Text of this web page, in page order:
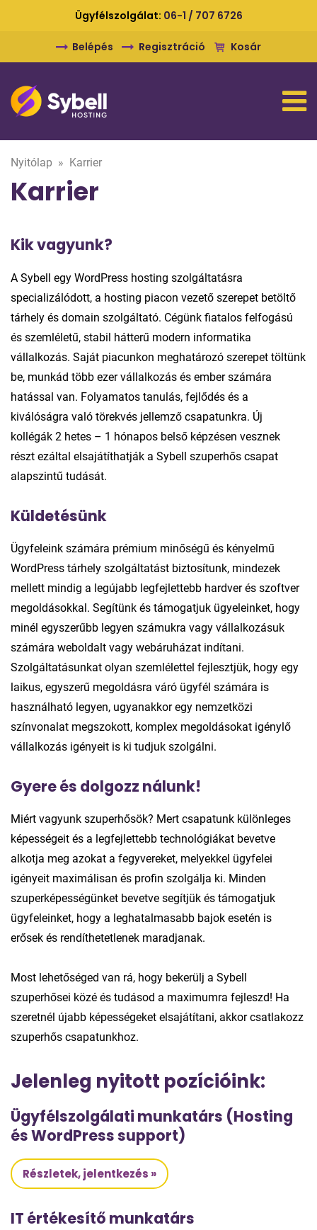
Ügyfélszolgálat: 06-1 / 707 6726
Belépés Regisztráció Kosár
Nyitólap » Karrier
Karrier
Kik vagyunk?
A Sybell egy WordPress hosting szolgáltatásra
specializálódott, a hosting piacon vezető szerepet betöltő
tárhely és domain szolgáltató. Cégünk fiatalos felfogású
és szemléletű, stabil hátterű modern informatika
vállalkozás. Saját piacunkon meghatározó szerepet töltünk
be, munkád több ezer vállalkozás és ember számára
hatással van. Folyamatos tanulás, fejlődés és a
kiválóságra való törekvés jellemző csapatunkra. Új
kollégák 2 hetes – 1 hónapos belső képzésen vesznek
részt ezáltal elsajátíthatják a Sybell szuperhős csapat
alapszintű tudását.
Küldetésünk
Ügyfeleink számára prémium minőségű és kényelmű
WordPress tárhely szolgáltatást biztosítunk, mindezek
mellett mindig a legújabb legfejlettebb hardver és szoftver
megoldásokkal. Segítünk és támogatjuk ügyeleinket, hogy
minél egyszerűbb legyen számukra vagy vállalkozásuk
számára weboldalt vagy webáruházat indítani.
Szolgáltatásunkat olyan szemlélettel fejlesztjük, hogy egy
laikus, egyszerű megoldásra váró ügyfél számára is
használható legyen, ugyanakkor egy nemzetközi
színvonalat megszokott, komplex megoldásokat igénylő
vállalkozás igényeit is ki tudjuk szolgálni.
Gyere és dolgozz nálunk!
Miért vagyunk szuperhősök? Mert csapatunk különleges
képességeit és a legfejlettebb technológiákat bevetve
alkotja meg azokat a fegyvereket, melyekkel ügyfelei
igényeit maximálisan és profin szolgálja ki. Minden
szuperképességünket bevetve segítjük és támogatjuk
ügyfeleinket, hogy a leghatalmasabb bajok esetén is
erősek és rendíthetetlenek maradjanak.
Most lehetőséged van rá, hogy bekerülj a Sybell
szuperhősei közé és tudásod a maximumra fejleszd! Ha
szeretnél újabb képességeket elsajátítani, akkor csatlakozz
szuperhős csapatunkhoz.
Jelenleg nyitott pozícióink:
Ügyfélszolgálati munkatárs (Hosting
és WordPress support)
Részletek, jelentkezés »
IT értékesítő munkatárs